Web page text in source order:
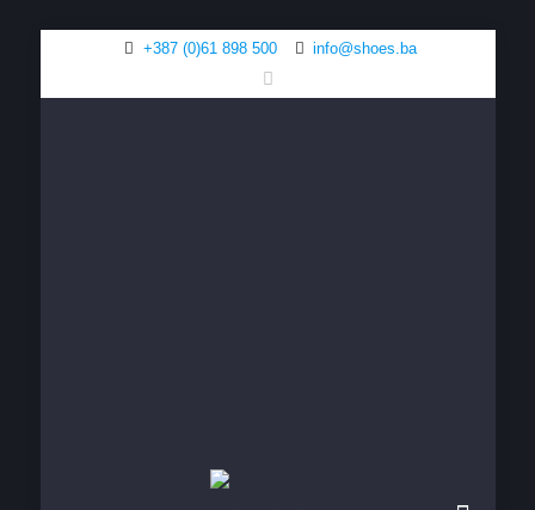
+387 (0)61 898 500 info@shoes.ba